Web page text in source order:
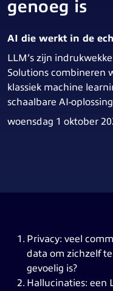
genoeg is
AI die werkt in de
LLM’s zijn
Solutions combineren
klassiek machine
schaalbare AI-
woensdag 1 oktober
Privacy: veel
data om zichzelf
gevoelig is?
Hallucinaties: een